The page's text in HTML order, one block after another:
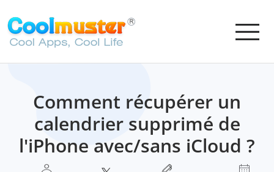
Comment récupérer un
calendrier supprimé de
l'iPhone avec/sans iCloud ?